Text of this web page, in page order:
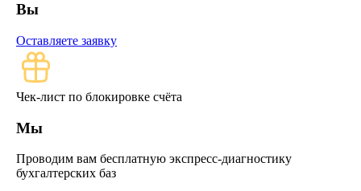
Вы
Оставляете заявку
Чек-лист по блокировке счёта
Мы
Проводим вам бесплатную экспресс-диагностику
бухгалтерских баз